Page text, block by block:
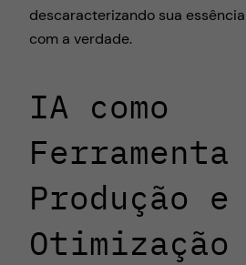
descaracterizando sua
com a verdade.
IA como
Ferramenta
Produção e
Otimização